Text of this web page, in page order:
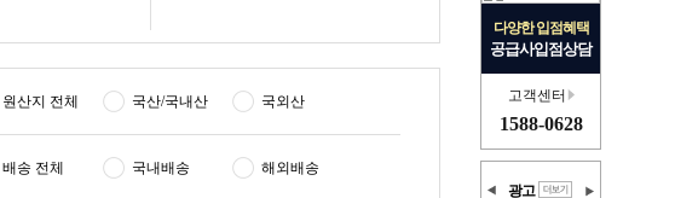
다양한 입점혜택
공급사입점상담
고객센터
1588-0628
광고
원산지 전체 국산/국내산 국외산
배송 전체 국내배송 해외배송